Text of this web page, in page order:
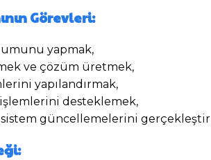
Görevleri:
yapmak,
ve çözüm üretmek,
yapılandırmak,
desteklemek,
güncellemelerini